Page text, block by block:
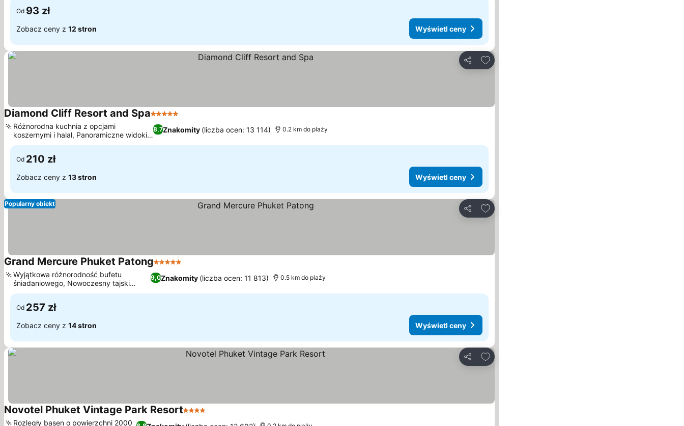
Od 93 zł
Zobacz ceny z 12 stron Wyświetl ceny
Udostępnij
Dodaj do ulubionych
Diamond Cliff Resort and Spa5 Kategoria
8,7Znakomity (liczba ocen: 13 114)
Różnorodna kuchnia z opcjami
koszernymi i halal, Panoramiczne widoki
na Morze Andamańskie
0.2 km do plaży
Od 210 zł
Zobacz ceny z 13 stron Wyświetl ceny
Udostępnij
Dodaj do ulubionych
Popularny obiekt
Grand Mercure Phuket Patong5 Kategoria
9,0Znakomity (liczba ocen: 11 813)
Wyjątkowa różnorodność bufetu
śniadaniowego, Nowoczesny tajski
design architektoniczny
0.5 km do plaży
Od 257 zł
Zobacz ceny z 14 stron Wyświetl ceny
Udostępnij
Dodaj do ulubionych
Novotel Phuket Vintage Park Resort4 Kategoria
Rozległy basen o powierzchni 2000